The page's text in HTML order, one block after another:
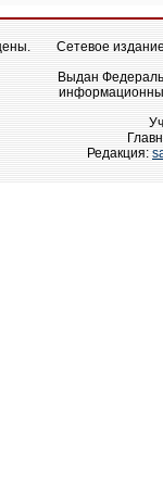
Сетевое
Выдан
Редакция: